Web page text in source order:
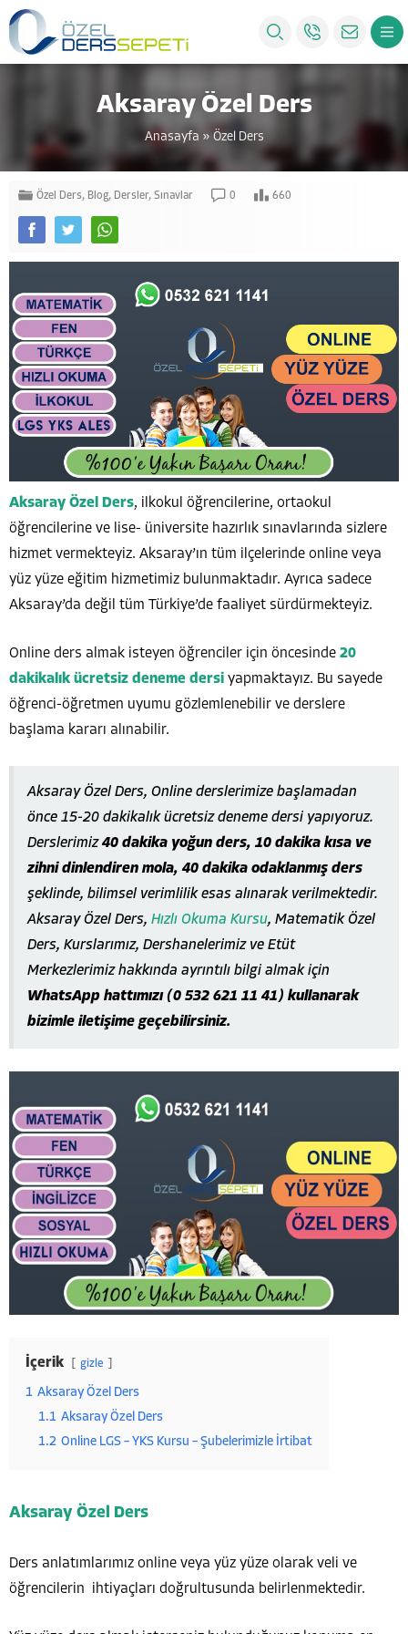
Aksaray Özel Ders
Anasayfa » Özel Ders
Özel Ders, Blog, Dersler, Sınavlar 0 660
Aksaray Özel Ders, ilkokul öğrencilerine, ortaokul
öğrencilerine ve lise- üniversite hazırlık sınavlarında sizlere
hizmet vermekteyiz. Aksaray’ın tüm ilçelerinde online veya
yüz yüze eğitim hizmetimiz bulunmaktadır. Ayrıca sadece
Aksaray’da değil tüm Türkiye’de faaliyet sürdürmekteyiz.
Online ders almak isteyen öğrenciler için öncesinde 20
dakikalık ücretsiz deneme dersi yapmaktayız. Bu sayede
öğrenci-öğretmen uyumu gözlemlenebilir ve derslere
başlama kararı alınabilir.
Aksaray Özel Ders, Online derslerimize başlamadan
önce 15-20 dakikalık ücretsiz deneme dersi yapıyoruz.
Derslerimiz40 dakika yoğun ders, 10 dakika kısa ve
zihni dinlendiren mola, 40 dakika odaklanmış ders
şeklinde, bilimsel verimlilik esas alınarak verilmektedir.
Aksaray Özel Ders, Hızlı Okuma Kursu, Matematik Özel
Ders, Kurslarımız, Dershanelerimiz ve Etüt
Merkezlerimiz hakkında ayrıntılı bilgi almak için
WhatsApp hattımızı (0 532 621 11 41) kullanarak
bizimle iletişime geçebilirsiniz.
İçerik gizle
1 Aksaray Özel Ders
1.1 Aksaray Özel Ders
1.2 Online LGS – YKS Kursu – Şubelerimizle İrtibat
Aksaray Özel Ders
Ders anlatımlarımız online veya yüz yüze olarak veli ve
öğrencilerin ihtiyaçları doğrultusunda belirlenmektedir.